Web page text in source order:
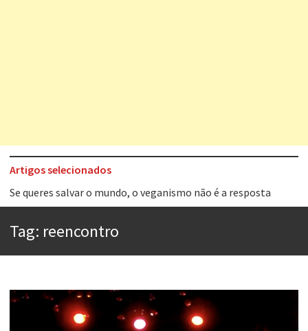
Artigos selecionados
Tem que filmar isso daí
Aprender a fracassar é o segredo do sucesso
Esse tal de Rock Gaúcho
Os causos de Jorge Luis Borges
Tag: reencontro